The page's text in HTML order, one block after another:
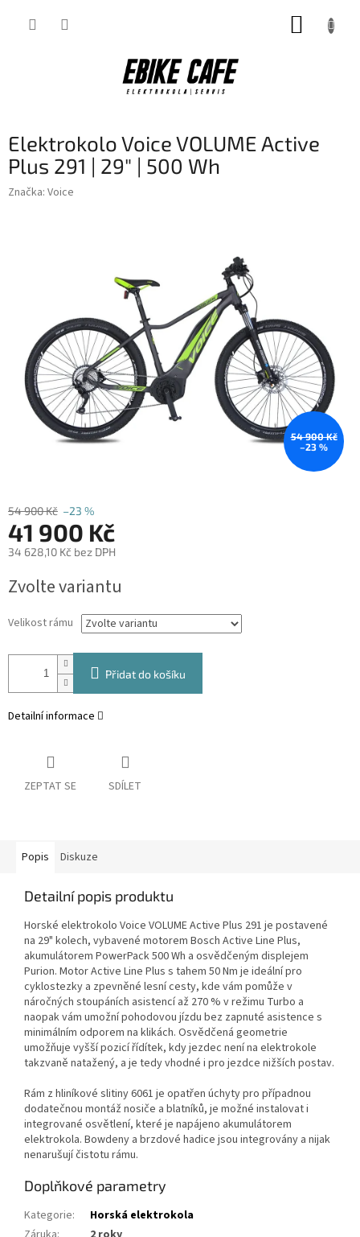
Elektrokolo Voice VOLUME Active
Plus 291 | 29" | 500 Wh
Značka: Voice
54 900 Kč
–23 %
54 900 Kč –23 %
41 900 Kč
34 628,10 Kč bez DPH
cena:
Zvolte variantu
Velikost rámu
Přidat do košíku
Detailní informace
ZEPTAT SE SDÍLET
Popis Diskuze
Detailní popis produktu
Horské elektrokolo Voice VOLUME Active Plus 291 je postavené
na 29" kolech, vybavené motorem Bosch Active Line Plus,
akumulátorem PowerPack 500 Wh a osvědčeným displejem
Purion. Motor Active Line Plus s tahem 50 Nm je ideální pro
cyklostezky a zpevněné lesní cesty, kde vám pomůže v
náročných stoupáních asistencí až 270 % v režimu Turbo a
naopak vám umožní pohodovou jízdu bez zapnuté asistence s
minimálním odporem na klikách. Osvědčená geometrie
umožňuje vyšší pozicí řídítek, kdy jezdec není na elektrokole
takzvaně natažený, a je tedy vhodné i pro jezdce nižších postav.
Rám z hliníkové slitiny 6061 je opatřen úchyty pro případnou
dodatečnou montáž nosiče a blatníků, je možné instalovat i
integrované osvětlení, které je napájeno akumulátorem
elektrokola. Bowdeny a brzdové hadice jsou integrovány a nijak
nenarušují čistotu rámu.
Doplňkové parametry
Kategorie:
Horská elektrokola